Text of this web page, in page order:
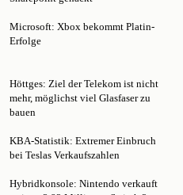
Microsoft: Xbox bekommt Platin-
Erfolge
mehr, möglichst viel Glasfaser zu
bauen
bei Teslas Verkaufszahlen
weitere 3,82 Millionen Switch 2